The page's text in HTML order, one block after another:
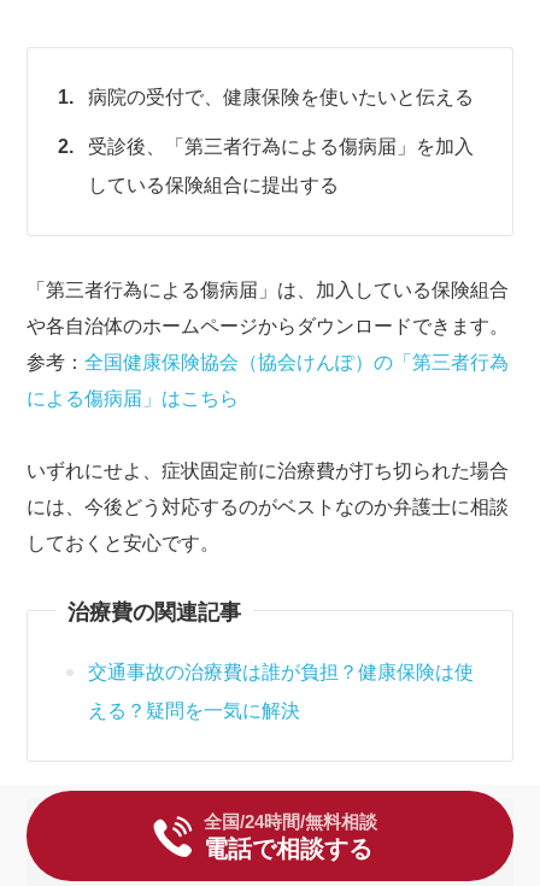
病院の受付で、健康保険を使いたいと伝える
受診後、「第三者行為による傷病届」を加入
している保険組合に提出する
「第三者行為による傷病届」は、加入している保険組合
や各自治体のホームページからダウンロードできます。
参考：全国健康保険協会（協会けんぽ）の「第三者行為
による傷病届」はこちら
いずれにせよ、症状固定前に治療費が打ち切られた場合
には、今後どう対応するのがベストなのか弁護士に相談
しておくと安心です。
治療費の関連記事
交通事故の治療費は誰が負担？健康保険は使
える？疑問を一気に解決
費用も敷居も低く！相談しやすい法律事務所
全国/24時間/無料相談
電話で相談する